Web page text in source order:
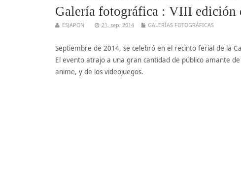
Galería fotográfica : VIII edición
ESJAPON 21, sep, 2014 GALERÍAS FOTOGRÁFICAS
Septiembre de 2014, se celebró en el recinto ferial de la
El evento atrajo a una gran cantidad de público amante
anime, y de los videojuegos.